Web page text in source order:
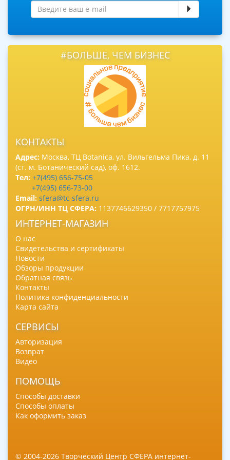
#БОЛЬШЕ, ЧЕМ БИЗНЕС
КОНТАКТЫ
Адрес: Москва, ТЦ Botanica, ул. Вильгельма Пика, д. 11
(ст. м. Ботанический сад), оф. 1612.
Тел: +7(495) 656-75-05
+7(495) 656-73-00
Email: sfera@tc-sfera.ru
ОГРН/ИНН ТЦ СФЕРА: 1137746629350 / 7717757975
ИНТЕРНЕТ-МАГАЗИН
О нас
Свидетельства и сертификаты
Новости
Обзоры продукции
Обратная связь
Контакты
Политика конфиденциальности
Карта сайта
СЕРВИСЫ
Авторизация
Возврат
Видео
ПОМОЩЬ
Способы доставки
Способы оплаты
Как оформить заказ
© 2004-2026 Творческий Центр СФЕРА интернет-